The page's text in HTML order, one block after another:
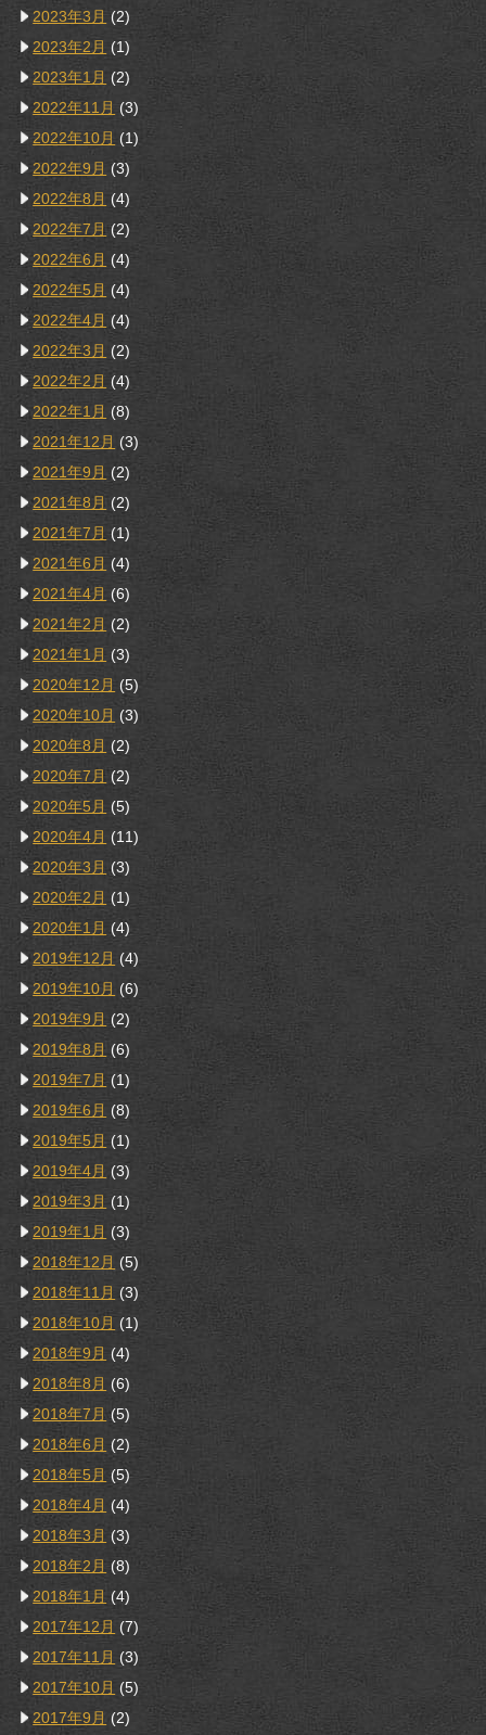
2023年3月 (2)
2023年2月 (1)
2023年1月 (2)
2022年11月 (3)
2022年10月 (1)
2022年9月 (3)
2022年8月 (4)
2022年7月 (2)
2022年6月 (4)
2022年5月 (4)
2022年4月 (4)
2022年3月 (2)
2022年2月 (4)
2022年1月 (8)
2021年12月 (3)
2021年9月 (2)
2021年8月 (2)
2021年7月 (1)
2021年6月 (4)
2021年4月 (6)
2021年2月 (2)
2021年1月 (3)
2020年12月 (5)
2020年10月 (3)
2020年8月 (2)
2020年7月 (2)
2020年5月 (5)
2020年4月 (11)
2020年3月 (3)
2020年2月 (1)
2020年1月 (4)
2019年12月 (4)
2019年10月 (6)
2019年9月 (2)
2019年8月 (6)
2019年7月 (1)
2019年6月 (8)
2019年5月 (1)
2019年4月 (3)
2019年3月 (1)
2019年1月 (3)
2018年12月 (5)
2018年11月 (3)
2018年10月 (1)
2018年9月 (4)
2018年8月 (6)
2018年7月 (5)
2018年6月 (2)
2018年5月 (5)
2018年4月 (4)
2018年3月 (3)
2018年2月 (8)
2018年1月 (4)
2017年12月 (7)
2017年11月 (3)
2017年10月 (5)
2017年9月 (2)